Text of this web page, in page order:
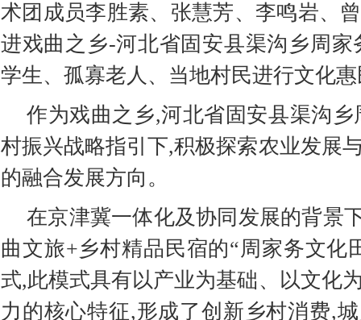
术团成员李胜素、张慧芳、李鸣岩、
进戏曲之乡-河北省固安县渠沟乡周
学生、孤寡老人、当地村民进行文化
作为戏曲之乡,河北省固安县渠沟
村振兴战略指引下,积极探索农业发展
的融合发展方向。
在京津冀一体化及协同发展的背景
曲文旅+乡村精品民宿的“周家务文化
式,此模式具有以产业为基础、以文化
力的核心特征,形成了创新乡村消费,